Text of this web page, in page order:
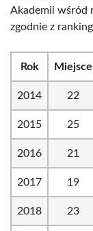
Akademii wśród
zgodnie z
Rok Miejsce
2014 22
2015 25
2016 21
2017 19
2018 23